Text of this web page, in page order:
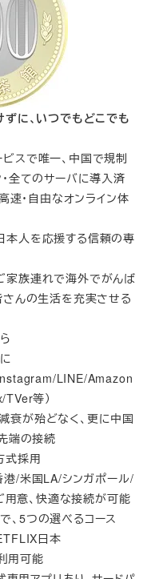
に、いつでもどこでも
スで唯一、中国で規制
全てのサーバに導入済
速・自由なオンライン体
本人を応援する信頼の専
家族連れで海外でがんば
んの生活を充実させる
LINE/Amazon
等）
衰が殆どなく、更に中国
端の接続
式採用
/米国LA/シンガポール/
用意、快適な接続が可能
、5つの選べるコース
日本
用可能